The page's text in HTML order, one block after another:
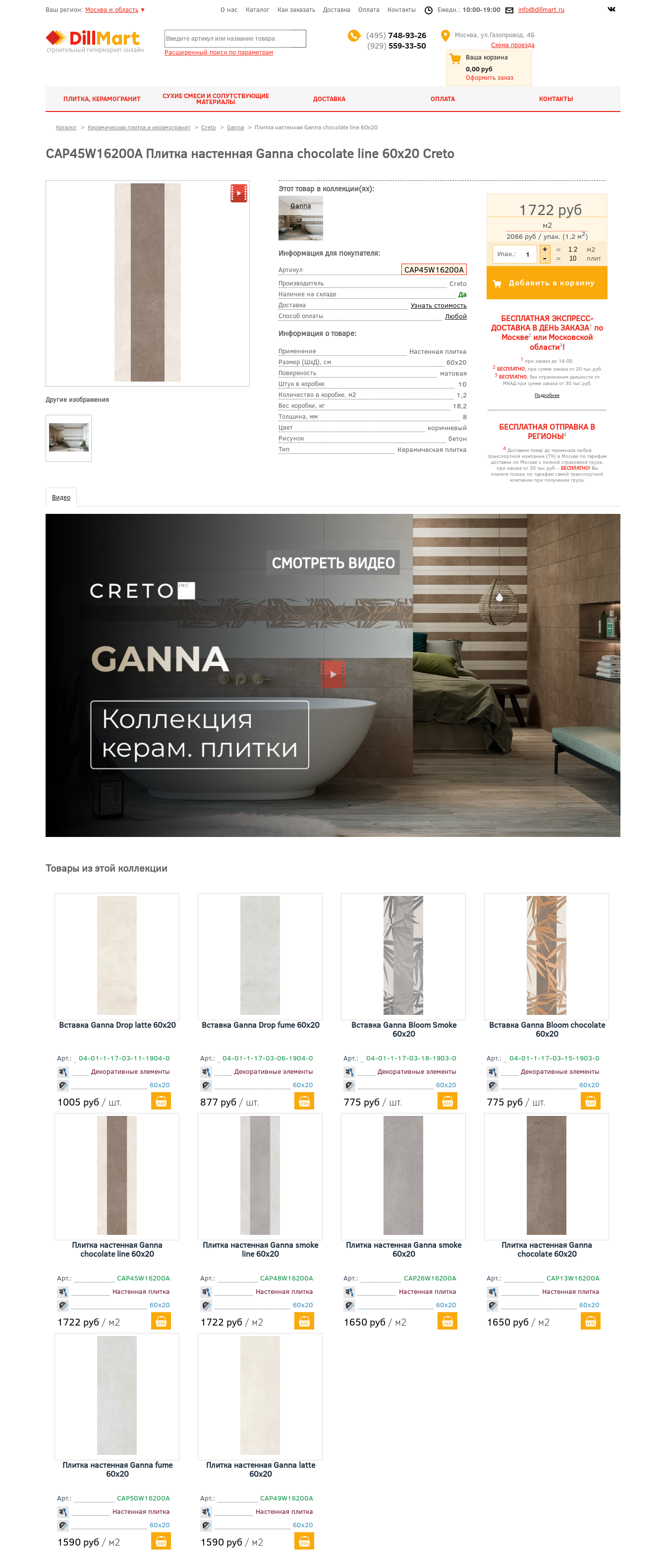
Ваш регион: Москва и область ▼ О нас Каталог Как заказать Доставка Оплата Контакты Ежедн.: 10:00-19:00 info@dillmart.ru
строительный гипермаркет онлайн Расширенный поиск по параметрам
(495) 748-93-26
(929) 559-33-50
Москва, ул.Газопровод, 4Б
Схема проезда
Ваша корзина
0,00 руб
Оформить заказ
ПЛИТКА, КЕРАМОГРАНИТ СУХИЕ СМЕСИ И СОПУТСТВУЮЩИЕ
МАТЕРИАЛЫ ДОСТАВКА ОПЛАТА КОНТАКТЫ
Каталог > Керамическая плитка и керамогранит > Creto > Ganna > Плитка настенная Ganna chocolate line 60x20
СAP45W16200A Плитка настенная Ganna chocolate line 60x20 Creto
Другие изображения
Этот товар в коллекции(ях):
Ganna
Информация для покупателя:
Артикул СAP45W16200A
Производитель Creto
Наличие на складе Да
Доставка Узнать стоимость
Способ оплаты Любой
Информация о товаре:
Применение Настенная плитка
Размер (ШхД), см 60x20
Поверхность матовая
Штук в коробке 10
Количество в коробке, м2 1,2
Вес коробки, кг 18,2
Толщина, мм 8
Цвет коричневый
Рисунок бетон
Тип Керамическая плитка
1722 руб
2066 руб / упак. (1,2 м2)
м2
*Цена указана с учетом НДС
Упак.: =
м2
=
плит
БЕСПЛАТНАЯ ЭКСПРЕСС-
ДОСТАВКА В ДЕНЬ ЗАКАЗА1 по
Москве2 или Московской
области3!
1 при заказе до 14-00.
2 БЕСПЛАТНО, при сумме заказа от 20 тыс.руб.
3 БЕСПЛАТНО, без ограничения дальности от
МКАД при сумме заказа от 30 тыс.руб.
Подробнее
БЕСПЛАТНАЯ ОТПРАВКА В
РЕГИОНЫ4
4Доставим товар до терминала любой
транспортной компании (ТК) в Москве по тарифам
доставки по Москве с полной страховкой груза,
при заказе от 20 тыс.руб. - БЕСПЛАТНО!Вы
платите только по тарифам самой транспортной
компании при получении груза.
Видео
СМОТРЕТЬ ВИДЕО
Товары из этой коллекции
Вставка Ganna Drop latte 60x20
Арт.:
04-01-1-17-03-11-1904-0
Декоративные элементы
60x20
1005 руб / шт.
Вставка Ganna Drop fume 60x20
Арт.:
04-01-1-17-03-06-1904-0
Декоративные элементы
60x20
877 руб / шт.
Вставка Ganna Bloom Smoke
60x20
Арт.:
04-01-1-17-03-18-1903-0
Декоративные элементы
60x20
775 руб / шт.
Вставка Ganna Bloom chocolate
60x20
Арт.:
04-01-1-17-03-15-1903-0
Декоративные элементы
60x20
775 руб / шт.
Плитка настенная Ganna
chocolate line 60x20
Арт.:
СAP45W16200A
Настенная плитка
60x20
1722 руб / м2
Плитка настенная Ganna smoke
line 60x20
Арт.:
СAP48W16200A
Настенная плитка
60x20
1722 руб / м2
Плитка настенная Ganna smoke
60x20
Арт.:
СAP26W16200A
Настенная плитка
60x20
1650 руб / м2
Плитка настенная Ganna
chocolate 60x20
Арт.:
СAP13W16200A
Настенная плитка
60x20
1650 руб / м2
Плитка настенная Ganna fume
60x20
Арт.:
СAP50W16200A
Настенная плитка
60x20
1590 руб / м2
Плитка настенная Ganna latte
60x20
Арт.:
СAP49W16200A
Настенная плитка
60x20
1590 руб / м2